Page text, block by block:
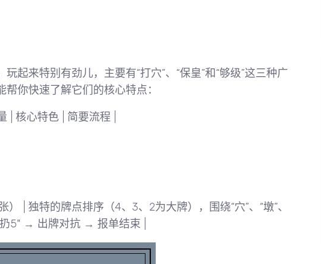
起来特别有劲儿，主要有“打穴”、“保皇”和“够级”这三种广
你快速了解它们的核心特点：
| 核心特色 | 简要流程 |
） | 独特的牌点排序（4、3、2为大牌），围绕“穴”、“墩”、
5" → 出牌对抗 → 报单结束 |